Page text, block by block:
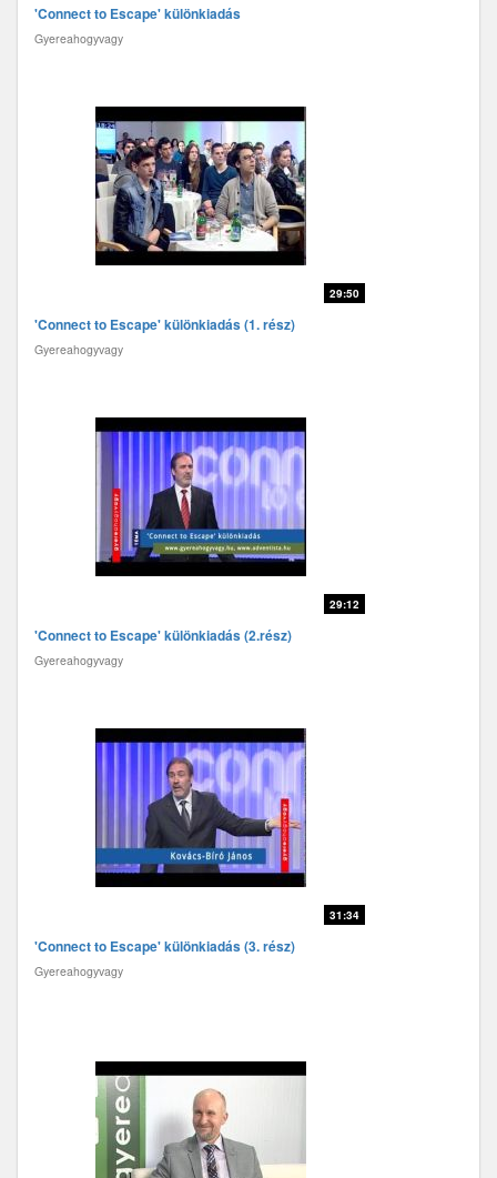
'Connect to Escape' különkiadás
Gyereahogyvagy
29:50
'Connect to Escape' különkiadás (1. rész)
Gyereahogyvagy
29:12
'Connect to Escape' különkiadás (2.rész)
Gyereahogyvagy
31:34
'Connect to Escape' különkiadás (3. rész)
Gyereahogyvagy